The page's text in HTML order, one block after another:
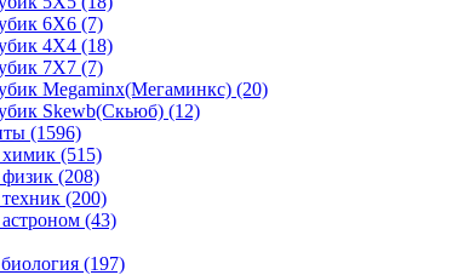
6Х6 (7)
4Х4 (18)
7Х7 (7)
Megaminx(Мегаминкс) (20)
Skewb(Скьюб) (12)
(1596)
(515)
(208)
(200)
(43)
(197)